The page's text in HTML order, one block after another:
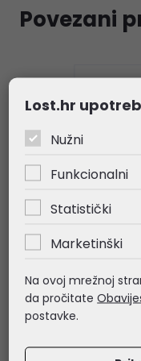
Povezani
blister
Lost.hr
Nužni
Funkcionalni
Statistički
Marketinški
Na ovoj mrežnoj
da pročitate
postavke.